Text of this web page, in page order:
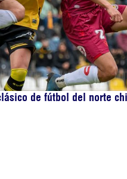
de fútbol del norte